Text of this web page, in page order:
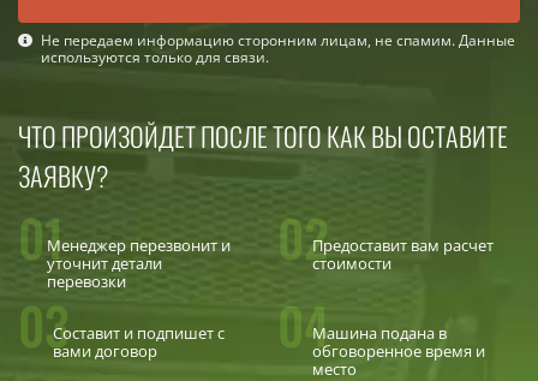
Не передаем информацию сторонним лицам, не спамим. Данные
используются только для связи.
ЧТО ПРОИЗОЙДЕТ ПОСЛЕ ТОГО КАК ВЫ ОСТАВИТЕ
ЗАЯВКУ?
01Менеджер перезвонит и
уточнит детали
перевозки
02Предоставит вам расчет
стоимости
03Составит и подпишет с
вами договор
04Машина подана в
обговоренное время и
место